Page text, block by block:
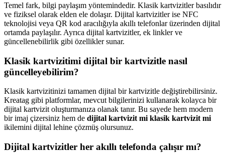
Temel fark, bilgi paylaşım yöntemindedir. Klasik kartvizitler basılıdır
ve fiziksel olarak elden ele dolaşır. Dijital kartvizitler ise NFC
teknolojisi veya QR kod aracılığıyla akıllı telefonlar üzerinden dijital
ortamda paylaşılır. Ayrıca dijital kartvizitler, ek linkler ve
güncellenebilirlik gibi özellikler sunar.
Klasik kartvizitimi dijital bir kartvizitle nasıl
güncelleyebilirim?
Klasik kartvizitinizi tamamen dijital bir kartvizitle değiştirebilirsiniz.
Kreatag gibi platformlar, mevcut bilgilerinizi kullanarak kolayca bir
dijital kartvizit oluşturmanıza olanak tanır. Bu sayede hem modern
bir imaj çizersiniz hem de dijital kartvizit mi klasik kartvizit mi
ikilemini dijital lehine çözmüş olursunuz.
Dijital kartvizitler her akıllı telefonda çalışır mı?